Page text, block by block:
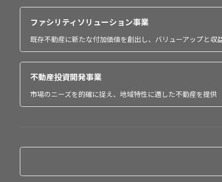
ファシリティソリューション事業
既存不動産に新たな付加価値を創出し、バリューアップと収
不動産投資開発事業
市場のニーズを的確に捉え、地域特性に適した不動産を提供